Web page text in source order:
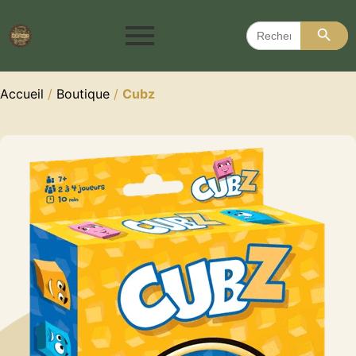
Search
for:
Search
Accueil / Boutique / Cubz